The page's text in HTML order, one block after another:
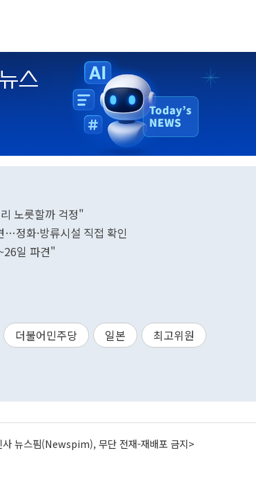
노릇할까 걱정"
정화·방류시설 직접 확인
일 파견"
더불어민주당 일본
최고위원
사 뉴스핌(Newspim), 무단 전재-재배포 금지>